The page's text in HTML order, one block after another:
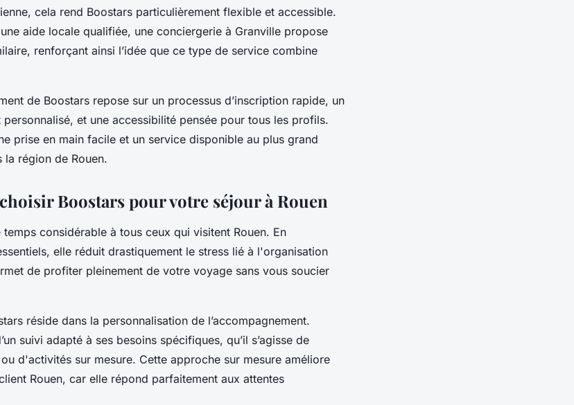
cela rend Boostars particulièrement flexible et accessible.
aide locale qualifiée, une conciergerie à Granville propose
renforçant ainsi l’idée que ce type de service combine
de Boostars repose sur un processus d’inscription rapide, un
et une accessibilité pensée pour tous les profils.
prise en main facile et un service disponible au plus grand
la région de Rouen.
Boostars pour votre séjour à Rouen
considérable à tous ceux qui visitent Rouen. En
elle réduit drastiquement le stress lié à l'organisation
de profiter pleinement de votre voyage sans vous soucier
réside dans la personnalisation de l’accompagnement.
suivi adapté à ses besoins spécifiques, qu’il s’agisse de
d'activités sur mesure. Cette approche sur mesure améliore
Rouen, car elle répond parfaitement aux attentes